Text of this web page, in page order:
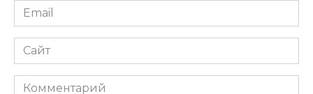
Email
*
Сайт
Комментарий